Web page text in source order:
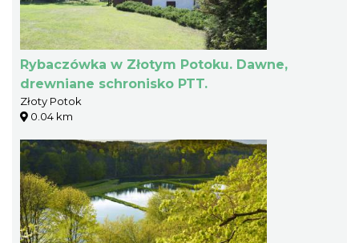
Rybaczówka w Złotym Potoku. Dawne,
drewniane schronisko PTT.
Złoty Potok
0.04 km